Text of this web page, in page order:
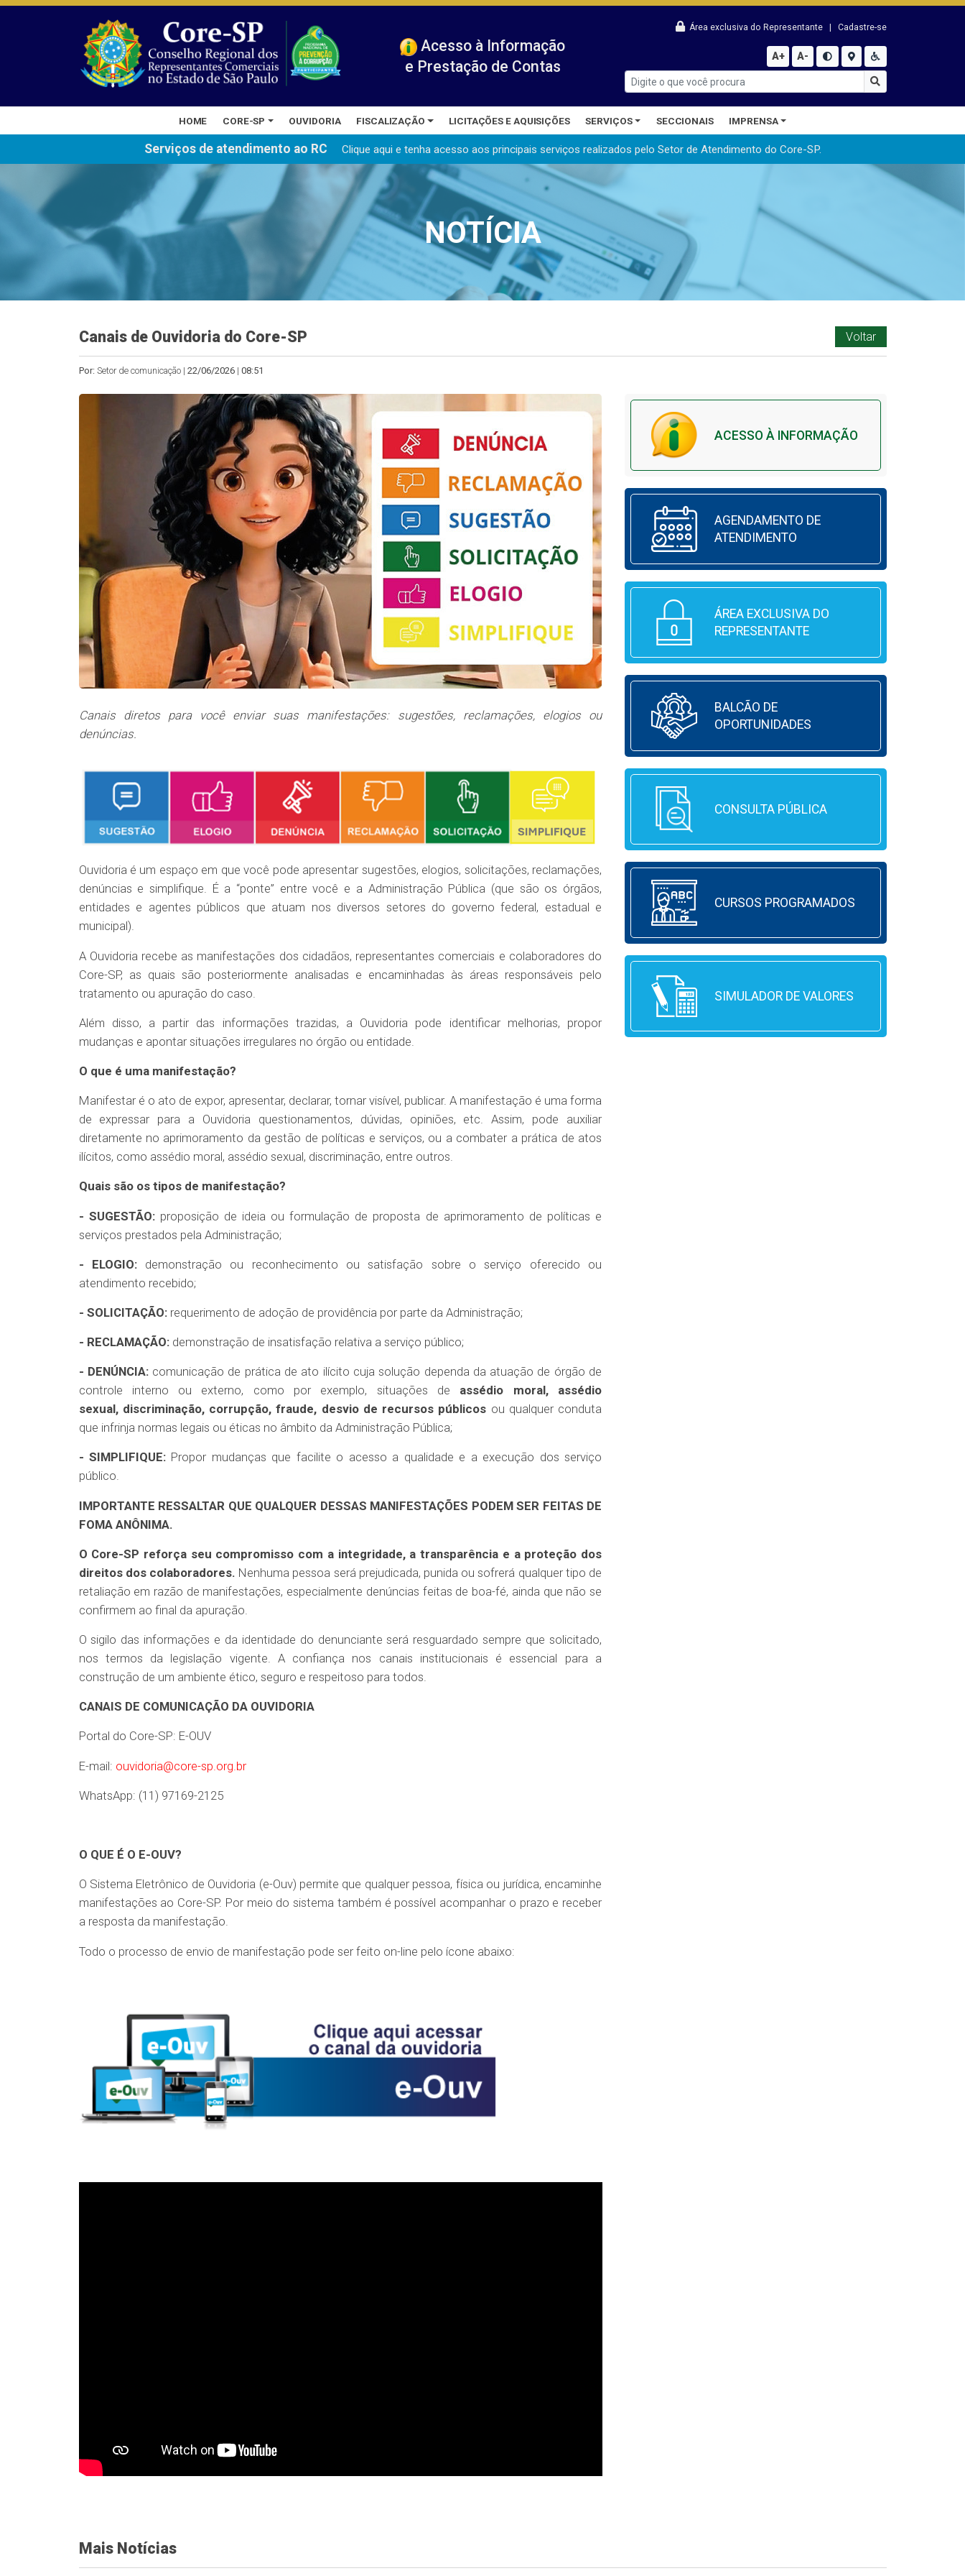
Acesso à Informação
e Prestação de Contas
Área exclusiva do Representante Cadastre-se
A+ A-
HOME CORE-SP OUVIDORIA FISCALIZAÇÃO LICITAÇÕES E AQUISIÇÕES SERVIÇOS SECCIONAIS IMPRENSA
Serviços de atendimento ao RC Clique aqui e tenha acesso aos principais serviços realizados pelo Setor de Atendimento do Core-SP.
NOTÍCIA
Canais de Ouvidoria do Core-SP Voltar
Por: Setor de comunicação | 22/06/2026| 08:51
Canais diretos para você enviar suas manifestações: sugestões, reclamações, elogios ou
denúncias.
Ouvidoria é um espaço em que você pode apresentar sugestões, elogios, solicitações, reclamações,
denúncias e simplifique. É a “ponte” entre você e a Administração Pública (que são os órgãos,
entidades e agentes públicos que atuam nos diversos setores do governo federal, estadual e
municipal).
A Ouvidoria recebe as manifestações dos cidadãos, representantes comerciais e colaboradores do
Core-SP, as quais são posteriormente analisadas e encaminhadas às áreas responsáveis pelo
tratamento ou apuração do caso.
Além disso, a partir das informações trazidas, a Ouvidoria pode identificar melhorias, propor
mudanças e apontar situações irregulares no órgão ou entidade.
O que é uma manifestação?
Manifestar é o ato de expor, apresentar, declarar, tornar visível, publicar. A manifestação é uma forma
de expressar para a Ouvidoria questionamentos, dúvidas, opiniões, etc. Assim, pode auxiliar
diretamente no aprimoramento da gestão de políticas e serviços, ou a combater a prática de atos
ilícitos, como assédio moral, assédio sexual, discriminação, entre outros.
Quais são os tipos de manifestação?
- SUGESTÃO:proposição de ideia ou formulação de proposta de aprimoramento de políticas e
serviços prestados pela Administração;
- ELOGIO:demonstração ou reconhecimento ou satisfação sobre o serviço oferecido ou
atendimento recebido;
- SOLICITAÇÃO:requerimento de adoção de providência por parte da Administração;
- RECLAMAÇÃO:demonstração de insatisfação relativa a serviço público;
- DENÚNCIA:comunicação de prática de ato ilícito cuja solução dependa da atuação de órgão de
controle interno ou externo, como por exemplo, situações de assédio moral, assédio
sexual, discriminação, corrupção, fraude, desvio de recursos públicos ou qualquer conduta
que infrinja normas legais ou éticas no âmbito da Administração Pública;
- SIMPLIFIQUE:Propor mudanças que facilite o acesso a qualidade e a execução dos serviço
público.
IMPORTANTE RESSALTAR QUE QUALQUER DESSAS MANIFESTAÇÕES PODEM SER FEITAS DE
FOMA ANÔNIMA.
O Core-SP reforça seu compromisso com a integridade, a transparência e a proteção dos
direitos dos colaboradores. Nenhuma pessoa será prejudicada, punida ou sofrerá qualquer tipo de
retaliação em razão de manifestações, especialmente denúncias feitas de boa-fé, ainda que não se
confirmem ao final da apuração.
O sigilo das informações e da identidade do denunciante será resguardado sempre que solicitado,
nos termos da legislação vigente. A confiança nos canais institucionais é essencial para a
construção de um ambiente ético, seguro e respeitoso para todos.
CANAIS DE COMUNICAÇÃO DA OUVIDORIA
Portal do Core-SP: E-OUV
E-mail: ouvidoria@core-sp.org.br
WhatsApp: (11) 97169-2125
O QUE É O E-OUV?
O Sistema Eletrônico de Ouvidoria (e-Ouv) permite que qualquer pessoa, física ou jurídica, encaminhe
manifestações ao Core-SP. Por meio do sistema também é possível acompanhar o prazo e receber
a resposta da manifestação.
Todo o processo de envio de manifestação pode ser feito on-line pelo ícone abaixo:
ACESSO À INFORMAÇÃO
AGENDAMENTO DE
ATENDIMENTO
ÁREA EXCLUSIVA DO
REPRESENTANTE
BALCÃO DE
OPORTUNIDADES
CONSULTA PÚBLICA
CURSOS PROGRAMADOS
SIMULADOR DE VALORES
Mais Notícias